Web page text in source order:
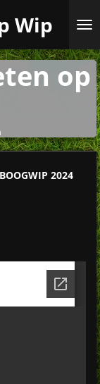
Wip
op
2024